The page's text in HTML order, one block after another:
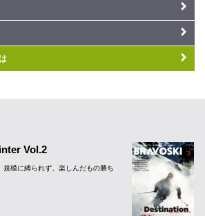
Vol.2
模に縛られず、楽しんだもの勝ち